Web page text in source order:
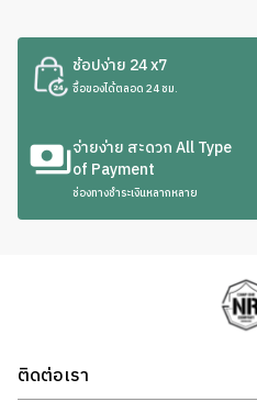
ช้อปง่าย 24 x7
ซื้อของได้ตลอด 24 ชม.
จ่ายง่าย สะดวก All Type
of Payment
ช่องทางชำระเงินหลากหลาย
ติดต่อเรา